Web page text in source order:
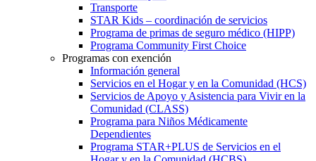
Transporte
STAR Kids – coordinación de servicios
Programa de primas de seguro médico (HIPP)
Programa Community First Choice
Programas con exención
Información general
Servicios en el Hogar y en la Comunidad (HCS)
Servicios de Apoyo y Asistencia para Vivir en la
Comunidad (CLASS)
Programa para Niños Médicamente
Dependientes
Programa STAR+PLUS de Servicios en el